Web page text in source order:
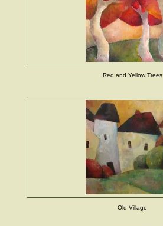
Red and Yellow Trees
Old Village